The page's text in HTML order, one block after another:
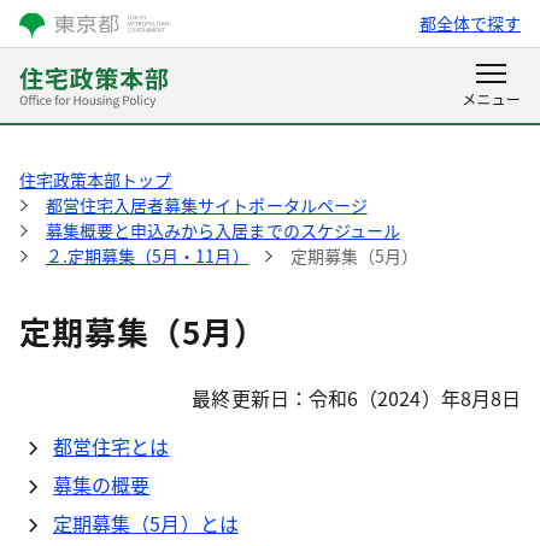
都全体で探す
住宅政策本部トップ
都営住宅入居者募集サイトポータルページ
募集概要と申込みから入居までのスケジュール
２.定期募集（5月・11月）
定期募集（5月）
定期募集（5月）
最終更新日：令和6（2024）年8月8日
都営住宅とは
募集の概要
定期募集（5月）とは